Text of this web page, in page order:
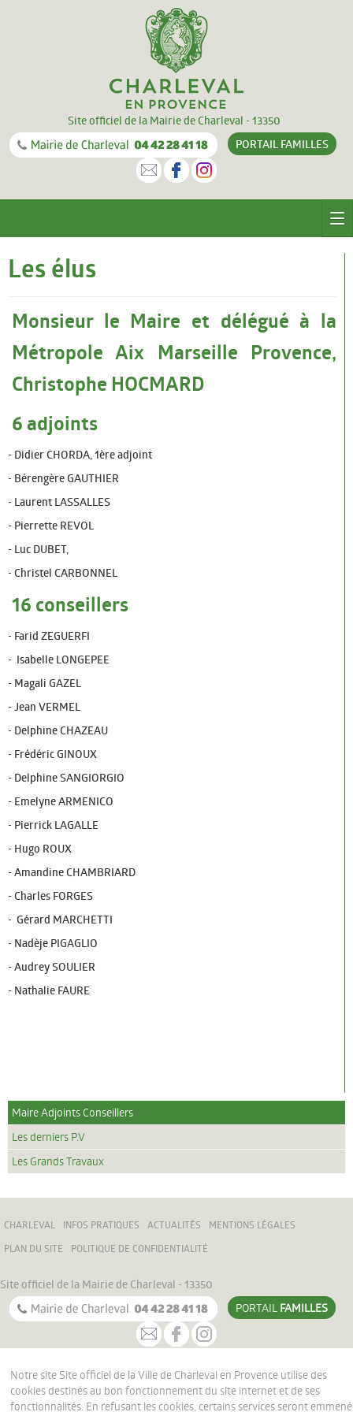
Site officiel de la Mairie de Charleval - 13350
PORTAIL FAMILLES
Equipements
Documentation
Infos pratiques
CONSEIL MUNICIPAL
Maire Adjoints Conseillers
Les derniers P.V
VIE SOCIALE ET EMPLOI
Seniors
CCAS
Logement
informations Emploi
URBANISME
Les permanences
Le PLU
VIE ÉCONOMIQUE
Marchés Publics
ÉDUCATION ET JEUNESSE
Petite enfance
Vie scolaire
Associations
Festivités
Tourisme
COMMERCES ET SERVICES
PROGRAMME DES MANIFESTATIONS DU MOIS
Les élus
Monsieur le Maire et délégué à la
Métropole Aix Marseille Provence,
Christophe HOCMARD
6 adjoints
- Didier CHORDA, 1ère adjoint
- Bérengère GAUTHIER
- Laurent LASSALLES
- Pierrette REVOL
- Luc DUBET,
- Christel CARBONNEL
16 conseillers
- Farid ZEGUERFI
- Isabelle LONGEPEE
- Magali GAZEL
- Jean VERMEL
- Delphine CHAZEAU
- Frédéric GINOUX
- Delphine SANGIORGIO
- Emelyne ARMENICO
- Pierrick LAGALLE
- Hugo ROUX
- Amandine CHAMBRIARD
- Charles FORGES
- Gérard MARCHETTI
- Nadèje PIGAGLIO
- Audrey SOULIER
- Nathalie FAURE
Maire Adjoints Conseillers
Les derniers P.V
Les Grands Travaux
CHARLEVAL INFOS PRATIQUES ACTUALITÉS
MENTIONS LÉGALES
PLAN DU SITE
POLITIQUE DE CONFIDENTIALITÉ
Site officiel de la Mairie de Charleval - 13350
PORTAIL FAMILLES
Notre site Site officiel de la Ville de Charleval en Provence utilise des
cookies destinés au bon fonctionnement du site internet et de ses
fonctionnalités. En refusant les cookies, certains services seront